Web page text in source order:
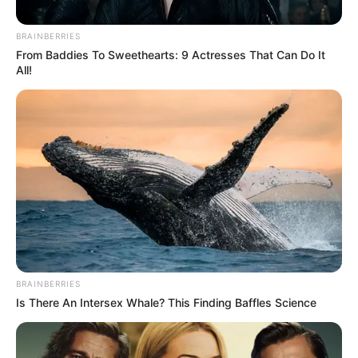
metropolitana de Cúcuta por trabajos de mantenimiento.
Alcaldía de Cúcuta - Magnific
El Catatumbo será la zona con mayor impacto
Por:Juan David Quijano Castillo
Julio 5, 2026
BRAINBERRIES
From Baddies To Sweethearts: 9 Actresses That Can Do It
All!
BRAINBERRIES
Is There An Intersex Whale? This Finding Baffles Science